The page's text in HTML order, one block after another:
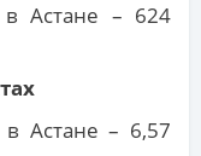
Астане – 624
Астане – 6,57